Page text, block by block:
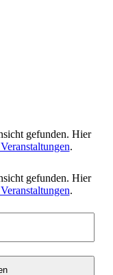
gefunden. Hier
.
gefunden. Hier
.